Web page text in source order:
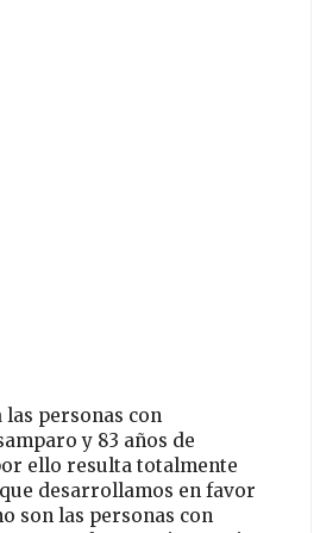
las personas con
y 83 años de
ello resulta totalmente
desarrollamos en favor
son las personas con